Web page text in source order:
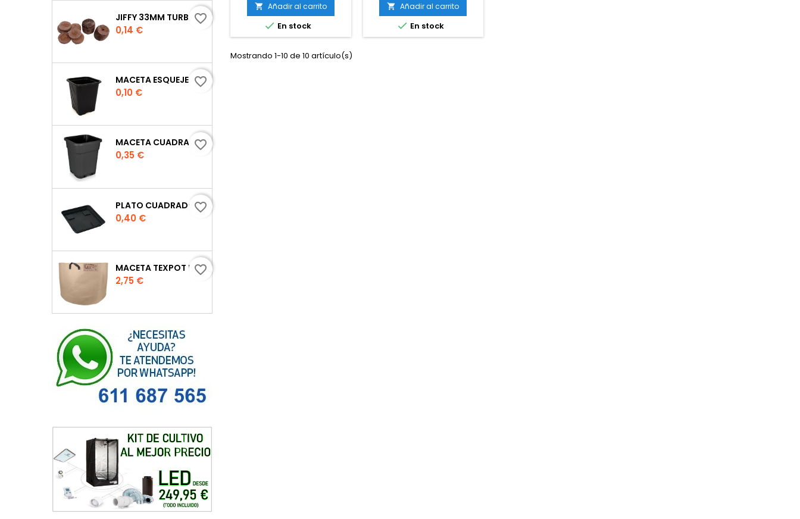
JIFFY 33MM TURBA
Precio
0,14 €
favorite_border
MACETA ESQUEJE 7X7X8 CM.
Precio
0,10 €
favorite_border
MACETA CUADRADA NEGRA
Precio
0,35 €
favorite_border
PLATO CUADRADO PARA MACETA
Precio
0,40 €
favorite_border
MACETA TEXPOT URBAN COLOR ARENA
Precio
2,75 €
favorite_border
 Añadir al carrito
 En stock
 Añadir al carrito
 En stock
Mostrando 1-10 de 10 artículo(s)